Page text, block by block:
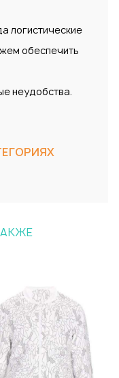
логистические
обеспечить
неудобства.